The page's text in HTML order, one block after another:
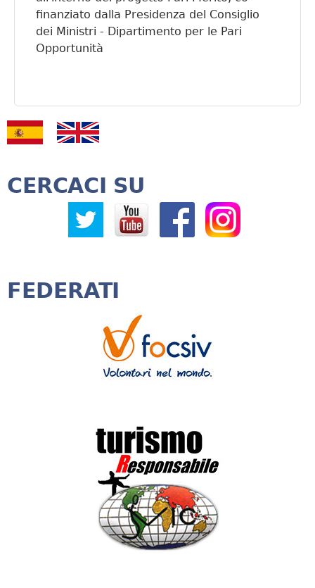
finanziato dalla Presidenza del Consiglio
dei Ministri - Dipartimento per le Pari
Opportunità
CERCACI SU
FEDERATI